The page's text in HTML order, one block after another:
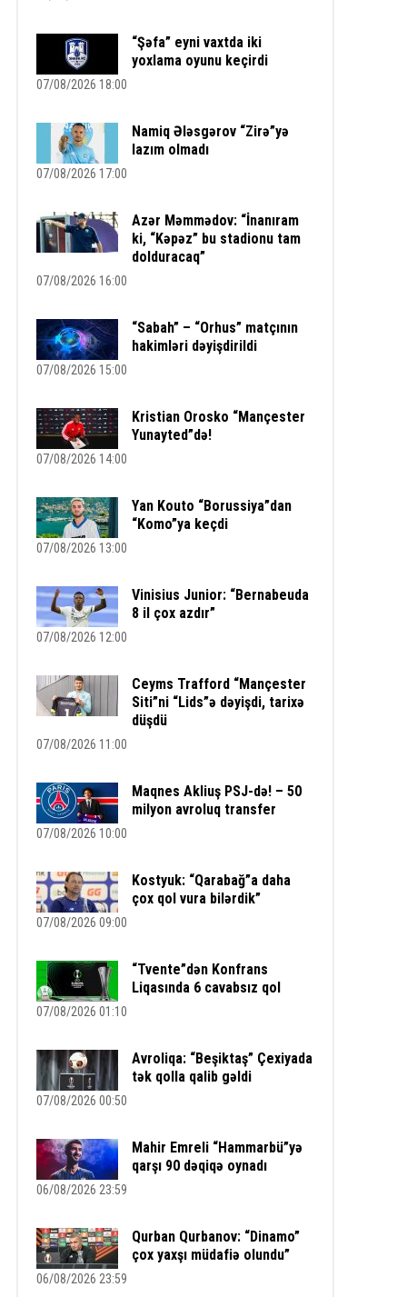
“Şəfa” eyni vaxtda iki
yoxlama oyunu keçirdi
07/08/2026 18:00
Namiq Ələsgərov “Zirə”yə
lazım olmadı
07/08/2026 17:00
Azər Məmmədov: “İnanıram
ki, “Kəpəz” bu stadionu tam
dolduracaq”
07/08/2026 16:00
“Sabah” – “Orhus” matçının
hakimləri dəyişdirildi
07/08/2026 15:00
Kristian Orosko “Mançester
Yunayted”də!
07/08/2026 14:00
Yan Kouto “Borussiya”dan
“Komo”ya keçdi
07/08/2026 13:00
Vinisius Junior: “Bernabeuda
8 il çox azdır”
07/08/2026 12:00
Ceyms Trafford “Mançester
Siti”ni “Lids”ə dəyişdi, tarixə
düşdü
07/08/2026 11:00
Maqnes Akliuş PSJ-də! – 50
milyon avroluq transfer
07/08/2026 10:00
Kostyuk: “Qarabağ”a daha
çox qol vura bilərdik”
07/08/2026 09:00
“Tvente”dən Konfrans
Liqasında 6 cavabsız qol
07/08/2026 01:10
Avroliqa: “Beşiktaş” Çexiyada
tək qolla qalib gəldi
07/08/2026 00:50
Mahir Emreli “Hammarbü”yə
qarşı 90 dəqiqə oynadı
06/08/2026 23:59
Qurban Qurbanov: “Dinamo”
çox yaxşı müdafiə olundu”
06/08/2026 23:59